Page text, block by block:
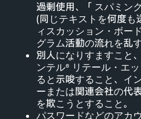
過剰使用、「スパミン
(同じテキストを何度も
ィスカッション・ボー
グラム活動の流れを乱す
別人になりすますこと
ンテル® リテール・エ
ると示唆すること、イ
ーまたは関連会社の代
を欺こうとすること。
パスワードなどのアカ